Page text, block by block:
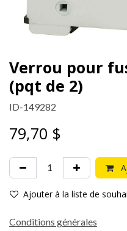
Verrou pour
(pqt de 2)
ID-149282
79,70 $
Ajouter à la liste de
Conditions générales